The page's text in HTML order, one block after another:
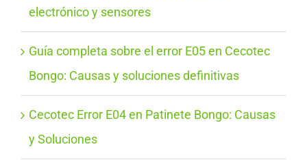
electrónico y sensores
Guía completa sobre el error E05 en Cecotec
Bongo: Causas y soluciones definitivas
Cecotec Error E04 en Patinete Bongo: Causas
y Soluciones